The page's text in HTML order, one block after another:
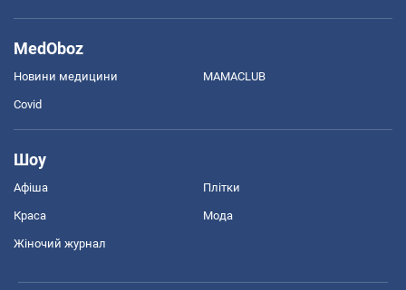
MedOboz
Новини медицини MAMACLUB
Covid
Шоу
Афіша Плітки
Краса Мода
Жіночий журнал